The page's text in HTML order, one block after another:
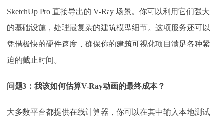
SketchUp Pro 直接导出的 V-Ray 场景。你可以利用它们强大
的基础设施，处理最复杂的建筑模型细节。这项服务还可以
凭借极快的硬件速度，确保你的建筑可视化项目满足各种紧
迫的截止时间。
问题3：我该如何估算V-Ray动画的最终成本？
大多数平台都提供在线计算器，你可以在其中输入本地测试